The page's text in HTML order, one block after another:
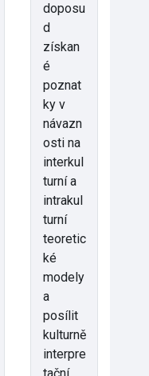
doposu
d
získan
é
poznat
ky v
návazn
osti na
interkul
turní a
intrakul
turní
teoretic
ké
modely
a
posílit
kulturně
interpre